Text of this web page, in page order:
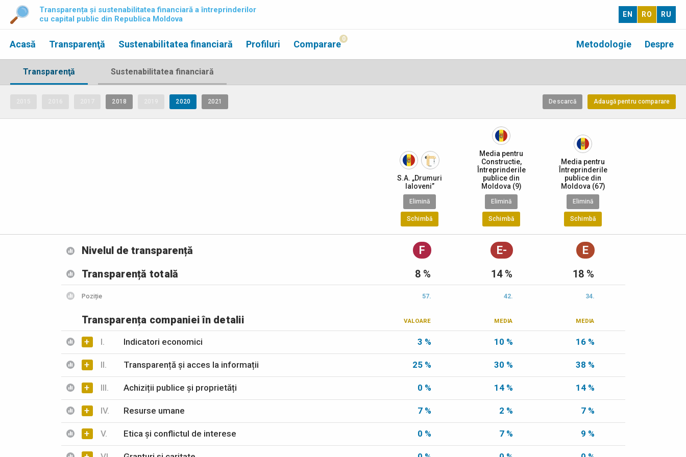
Transparența și sustenabilitatea financiară a întreprinderilor
cu capital public din Republica Moldova
EN RO RU
Acasă Transparenţă Despre
Metodologie
Sustenabilitatea financiară Profiluri Comparare 0
Transparenţă Sustenabilitatea financiară
2018 2020 2021 Adaugă pentru comparare
Descarcă
S.A. „Drumuri
Ialoveni”
Elimină
Schimbă
Media pentru
Constructie,
Întreprinderile
publice din
Moldova (9)
Elimină
Schimbă
Media pentru
Întreprinderile
publice din
Moldova (67)
Elimină
Schimbă
Nivelul de transparență F E- E
Transparență totală 8 % 14 % 18 %
Poziție 57. 42. 34.
Transparența companiei în detalii VALOARE MEDIA MEDIA
+ I. Indicatori economici 3 % 10 % 16 %
+ II. Transparență și acces la informații 25 % 30 % 38 %
+ III. Achiziții publice și proprietăți 0 % 14 % 14 %
+ IV. Resurse umane 7 % 2 % 7 %
+ V. Etica și conflictul de interese 0 % 7 % 9 %